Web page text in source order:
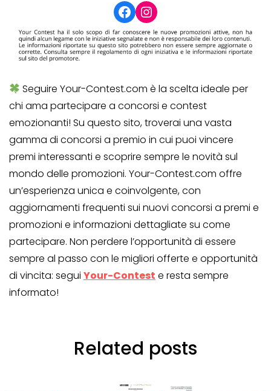
Facebook
Instagram
Seguire Your-Contest.com è la scelta ideale per
chi ama partecipare a concorsi e contest
emozionanti! Su questo sito, troverai una vasta
gamma di concorsi a premio in cui puoi vincere
premi interessanti e scoprire sempre le novità sul
mondo delle promozioni. Your-Contest.com offre
un’esperienza unica e coinvolgente, con
aggiornamenti frequenti sui nuovi concorsi a premi e
promozioni e informazioni dettagliate su come
partecipare. Non perdere l’opportunità di essere
sempre al passo con le migliori offerte e opportunità
di vincita: segui Your-Contest e resta sempre
informato!
Related posts